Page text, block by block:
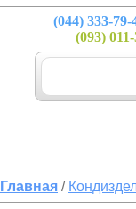
(044) 333-79-
(093)
Главная /